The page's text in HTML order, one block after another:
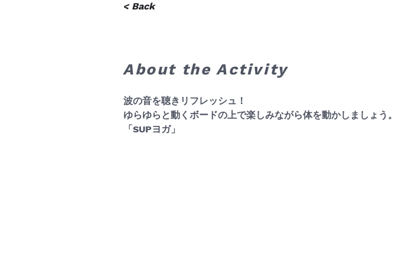
< Back
About the Activity
波の音を聴きリフレッシュ！
ゆらゆらと動くボードの上で楽しみながら体を動かしましょう。
「SUPヨガ」